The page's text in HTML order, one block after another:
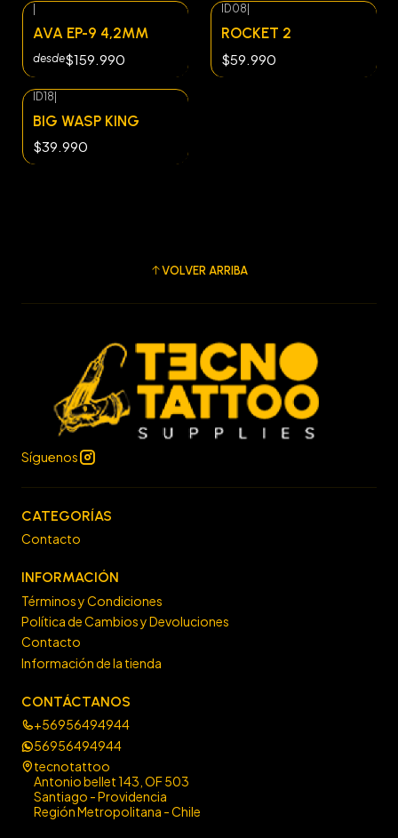
AVA EP-9 4,2MM
desde$159.990
ID08
ROCKET 2
$59.990
ID18|
BIG WASP KING
$39.990
VOLVER ARRIBA
Síguenos
CATEGORÍAS
Contacto
INFORMACIÓN
Términos y Condiciones
Política de Cambios y Devoluciones
Contacto
Información de la tienda
CONTÁCTANOS
+56956494944
56956494944
tecnotattoo
Antonio bellet 143, OF 503
Santiago - Providencia
Región Metropolitana - Chile